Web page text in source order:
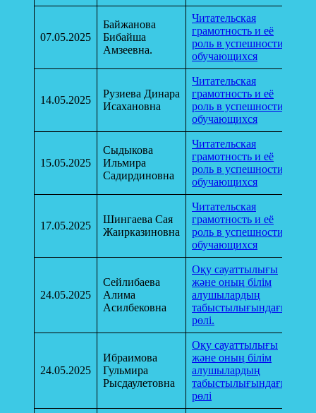
07.05.2025
Байжанова
Бибайша
Амзеевна.
Читательская
грамотность и её
роль в успешности
обучающихся
14.05.2025
Рузиева Динара
Исахановна
Читательская
грамотность и её
роль в успешности
обучающихся
15.05.2025
Сыдыкова
Ильмира
Садирдиновна
Читательская
грамотность и её
роль в успешности
обучающихся
17.05.2025
Шингаева Сая
Жаирказиновна
Читательская
грамотность и её
роль в успешности
обучающихся
24.05.2025
Сейлибаева
Алима
Асилбековна
Оқу сауаттылығы
және оның білім
алушылардың
табыстылығындағы
рөлі.
24.05.2025
Ибраимова
Гульмира
Рысдаулетовна
Оқу сауаттылығы
және оның білім
алушылардың
табыстылығындағы
рөлі